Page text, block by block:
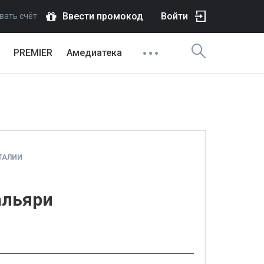
счёт Ввести промокод Войти
PREMIER Амедиатека